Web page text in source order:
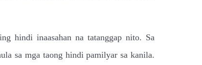
hindi inaasahan na tatanggap nito. Sa
sa mga taong hindi pamilyar sa kanila.